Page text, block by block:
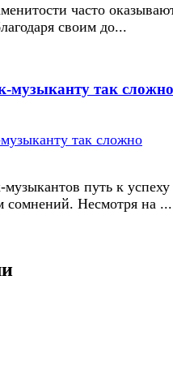
часто
своим до...
музыканту так сложно
путь к успеху
сомнений. Несмотря на ...